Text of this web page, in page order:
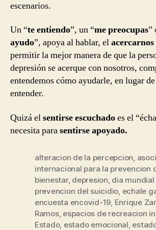
escenarios.
Un “te entiendo”, un “me preocupas”
ayudo”, apoya al hablar, el
permitir la mejor manera de que la
depresión se acerque con nosotros,
entendemos cómo ayudarle, en lugar
entender.
Quizá elsentirse escuchadoes el
necesita parasentirse apoyado.
alteracion de la percepcion
internacional para la prevencion
bienestar, depresion dia mundial
prevencion del suicidio echale
encuesta encovid-19 Enrique
Ramos, espacios de recreacion
Estado, estado emocional